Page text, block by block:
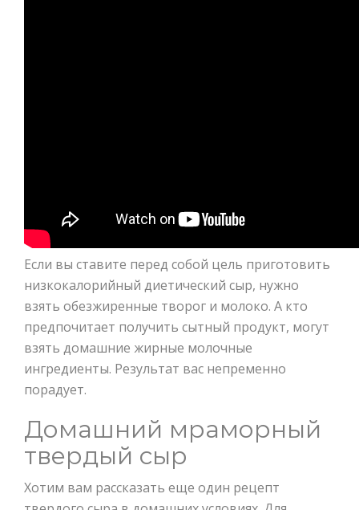
Если вы ставите перед собой цель приготовить
низкокалорийный диетический сыр, нужно
взять обезжиренные творог и молоко. А кто
предпочитает получить сытный продукт, могут
взять домашние жирные молочные
ингредиенты. Результат вас непременно
порадует.
Домашний мраморный
твердый сыр
Хотим вам рассказать еще один рецепт